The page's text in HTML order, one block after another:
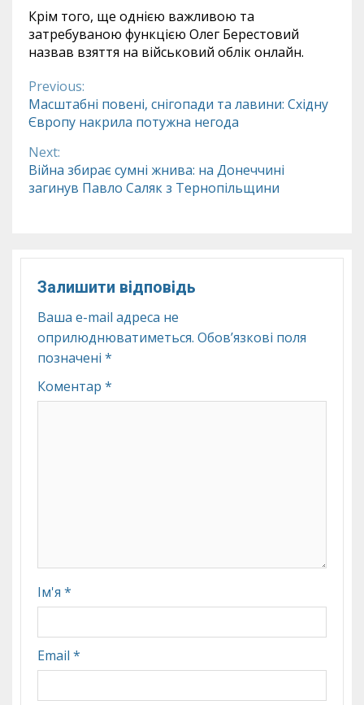
Крім того, ще однією важливою та
затребуваною функцією Олег Берестовий
назвав взяття на військовий облік онлайн.
Continue
Reading
Previous:
Масштабні повені, снігопади та лавини: Східну
Європу накрила потужна негода
Next:
Війна збирає сумні жнива: на Донеччині
загинув Павло Саляк з Тернопільщини
Залишити відповідь
Ваша e-mail адреса не
оприлюднюватиметься. Обов’язкові поля
позначені *
Коментар *
Ім'я *
Email *